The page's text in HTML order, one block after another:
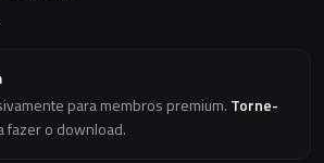
para membros premium. Torne-
fazer o download.